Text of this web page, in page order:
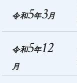
令和5年3月
令和5年12
月